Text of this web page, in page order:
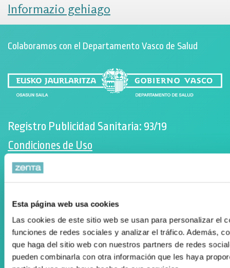
Esta página web usa cookies
Las cookies de este sitio web se usan para personalizar el
funciones de redes sociales y analizar el tráfico. Además,
que haga del sitio web con nuestros partners de redes
pueden combinarla con otra información que les haya
Informazio gehiago
Colaboramos con el Departamento Vasco de Salud
Registro Publicidad Sanitaria: 93/19
Condiciones de Uso
Política de cookies
Elkarlan eta hitzarmenak
Diru-laguntzen kudeaketan aholkularitza
Suscríbete a nuestra Newsletter